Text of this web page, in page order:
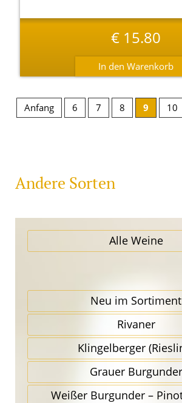
€15.80
Anfang 6 7 8 9 10
Andere Sorten
Alle Weine
Neu im Sortiment
Rivaner
Klingel­berger
Grauer Burgunder
Weißer Burgunder –